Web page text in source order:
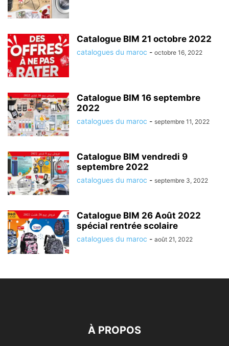
Catalogue BIM 21 octobre 2022
catalogues du maroc - octobre 16, 2022
Catalogue BIM 16 septembre
2022
catalogues du maroc - septembre 11, 2022
Catalogue BIM vendredi 9
septembre 2022
catalogues du maroc - septembre 3, 2022
Catalogue BIM 26 Août 2022
spécial rentrée scolaire
catalogues du maroc - août 21, 2022
À PROPOS